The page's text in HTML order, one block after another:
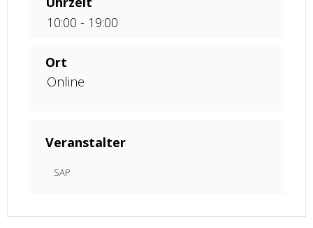
10:00 - 19:00
Ort
Online
Veranstalter
SAP